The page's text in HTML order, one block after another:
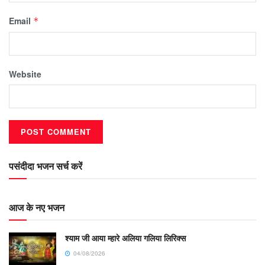
Email *
Website
पसंदीदा भजन सर्च करें
आज के नए भजन
श्याम जी आया म्हारे अलिया गलिया लिरिक्स
04/08/2026